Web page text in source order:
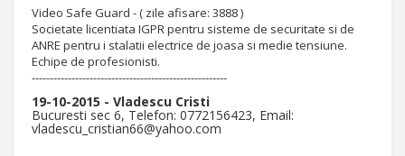
Video Safe Guard - ( zile afisare: 3888 )
Societate licentiata IGPR pentru sisteme de securitate si de
ANRE pentru i stalatii electrice de joasa si medie tensiune.
Echipe de profesionisti.
------------------------------------------------------
19-10-2015 - Vladescu Cristi
Bucuresti sec 6, Telefon: 0772156423, Email:
vladescu_cristian66@yahoo.com